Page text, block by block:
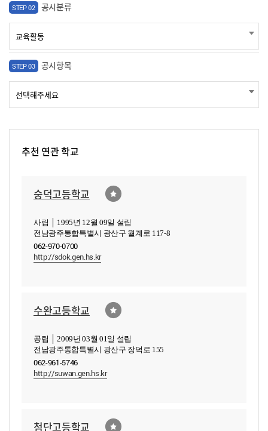
STEP 02 공시분류
STEP 03 공시항목
추천 연관 학교
숭덕고등학교
사립 │ 1995년 12월 09일 설립
전남광주통합특별시 광산구 월계로 117-8
062-970-0700
http://sdok.gen.hs.kr
수완고등학교
공립 │ 2009년 03월 01일 설립
전남광주통합특별시 광산구 장덕로 155
062-961-5746
http://suwan.gen.hs.kr
첨단고등학교